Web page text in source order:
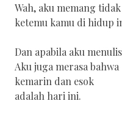
Wah, aku memang
ketemu kamu di hidup
Dan apabila aku
Aku juga merasa bahwa
kemarin dan esok
adalah hari ini.